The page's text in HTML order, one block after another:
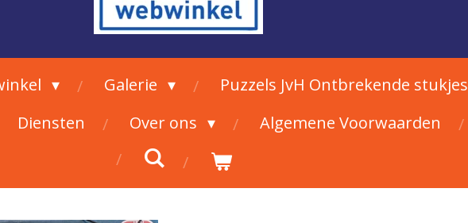
Galerie
Puzzels JvH Ontbrekende stukjes
Diensten Over ons Algemene Voorwaarden